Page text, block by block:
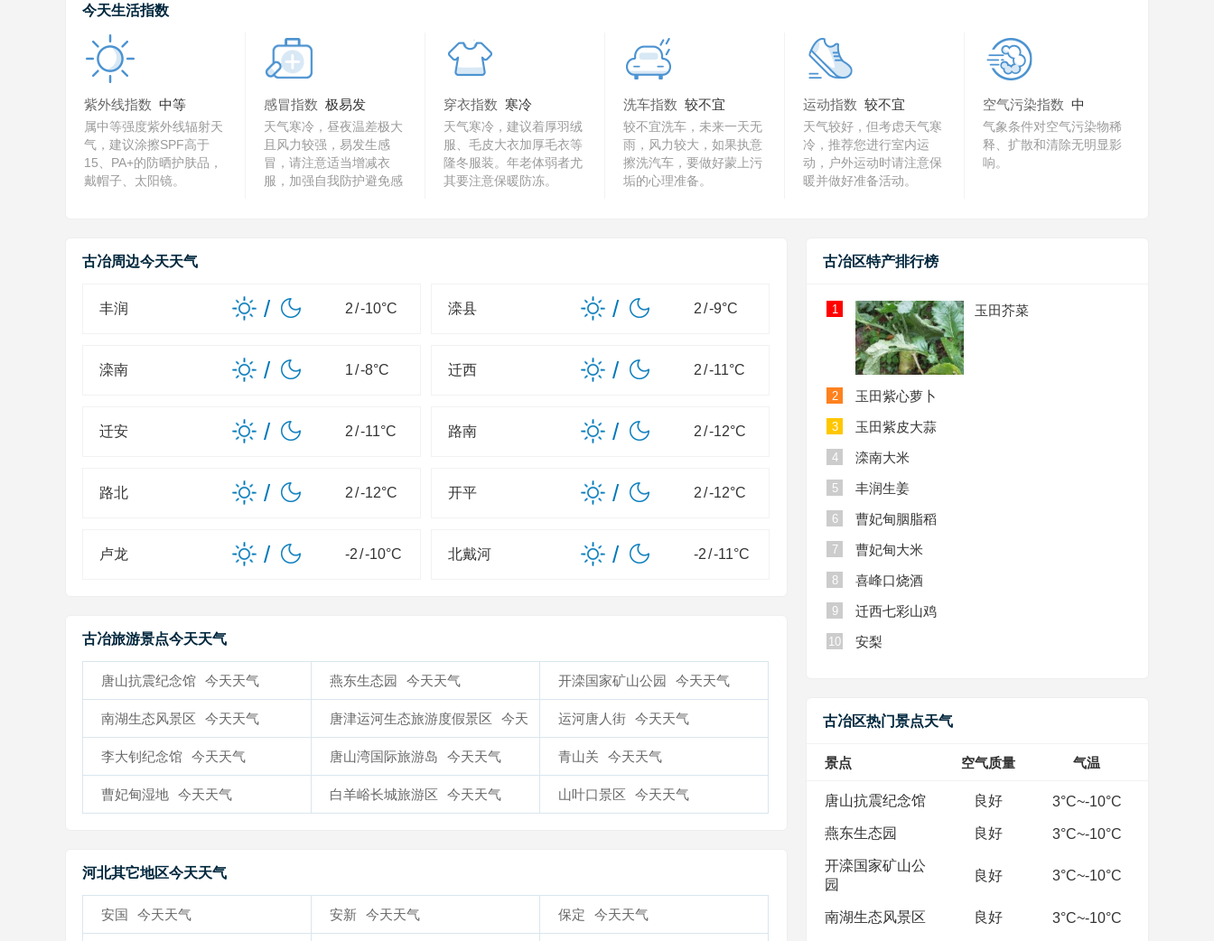
今天生活指数
紫外线指数 中等
属中等强度紫外线辐射天
气，建议涂擦SPF高于
15、PA+的防晒护肤品，
戴帽子、太阳镜。
感冒指数 极易发
天气寒冷，昼夜温差极大
且风力较强，易发生感
冒，请注意适当增减衣
服，加强自我防护避免感
穿衣指数 寒冷
天气寒冷，建议着厚羽绒
服、毛皮大衣加厚毛衣等
隆冬服装。年老体弱者尤
其要注意保暖防冻。
洗车指数 较不宜
较不宜洗车，未来一天无
雨，风力较大，如果执意
擦洗汽车，要做好蒙上污
垢的心理准备。
运动指数 较不宜
天气较好，但考虑天气寒
冷，推荐您进行室内运
动，户外运动时请注意保
暖并做好准备活动。
空气污染指数 中
气象条件对空气污染物稀
释、扩散和清除无明显影
响。
古冶周边今天天气
丰润 / 2/-10°C 滦县 / 2/-9°C
滦南 / 1/-8°C 迁西 / 2/-11°C
迁安 / 2/-11°C 路南 / 2/-12°C
路北 / 2/-12°C 开平 / 2/-12°C
卢龙 / -2/-10°C 北戴河 / -2/-11°C
古冶旅游景点今天天气
唐山抗震纪念馆 今天天气 燕东生态园 今天天气 开滦国家矿山公园 今天天气
南湖生态风景区 今天天气 唐津运河生态旅游度假景区 今天
天气
运河唐人街 今天天气
李大钊纪念馆 今天天气 唐山湾国际旅游岛 今天天气 青山关 今天天气
曹妃甸湿地 今天天气 白羊峪长城旅游区 今天天气 山叶口景区 今天天气
河北其它地区今天天气
安国 今天天气 安新 今天天气 保定 今天天气
古冶区特产排行榜
1 玉田芥菜
2 玉田紫心萝卜
3 玉田紫皮大蒜
4 滦南大米
5 丰润生姜
6 曹妃甸胭脂稻
7 曹妃甸大米
8 喜峰口烧酒
9 迁西七彩山鸡
10 安梨
古冶区热门景点天气
景点 空气质量 气温
唐山抗震纪念馆 良好 3°C~-10°C
燕东生态园 良好 3°C~-10°C
开滦国家矿山公
园
良好 3°C~-10°C
南湖生态风景区 良好 3°C~-10°C